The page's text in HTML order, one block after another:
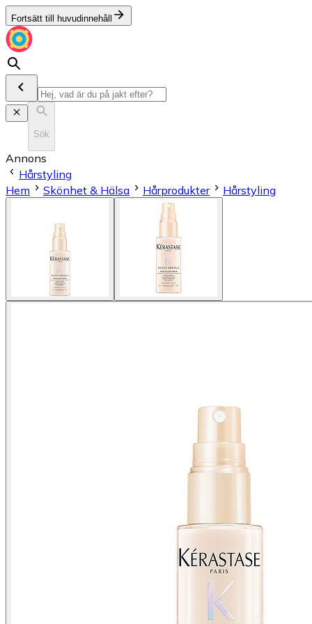
Fortsätt till huvudinnehåll
Sök
Annons
Hårstyling
Hem
Skönhet & Hälsa Hårprodukter Hårstyling